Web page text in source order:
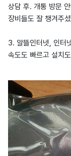
상담 후. 개통 방문
장비들도 잘 챙겨주
3. 알뜰인터넷, 인터
속도도 빠르고 설치